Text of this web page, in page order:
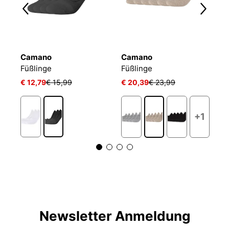
Camano
Füßlinge
€ 12,79€ 15,99
Camano
Füßlinge
€ 20,39€ 23,99
+1
Newsletter Anmeldung